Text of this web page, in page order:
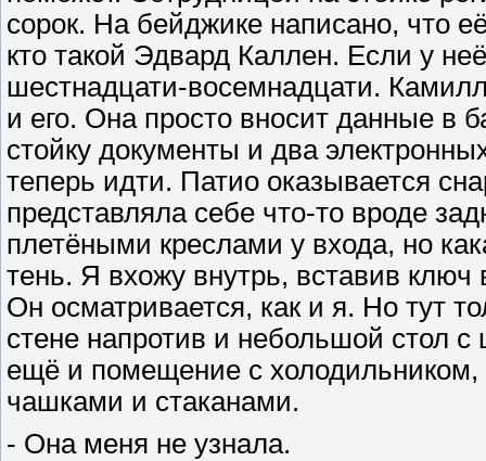
сорок. На бейджике написано, что
кто такой Эдвард Каллен. Если у
шестнадцати-восемнадцати.
и его. Она просто вносит данные в
стойку документы и два
теперь идти. Патио оказывается
представляла себе что-то вроде
плетёными креслами у входа, но
тень. Я вхожу внутрь, вставив
Он осматривается, как и я. Но тут
стене напротив и небольшой стол
ещё и помещение с холодильником,
чашками и стаканами.
- Она меня не узнала.